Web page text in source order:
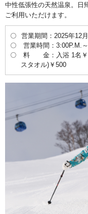
中性低張性の天然温泉。日
ご利用いただけます。
営業期間：2025年12
営業時間：3:00P.M.～
料 金：入浴 1名￥
スタオル)￥500